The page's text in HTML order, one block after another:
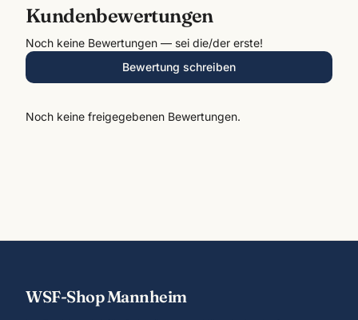
Kundenbewertungen
Noch keine Bewertungen — sei die/der erste!
Bewertung schreiben
Noch keine freigegebenen Bewertungen.
WSF-Shop Mannheim